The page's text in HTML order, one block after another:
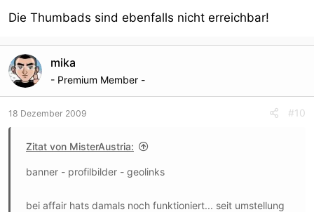
Die Thumbads sind ebenfalls nicht erreichbar!
mika
- Premium Member -
18 Dezember 2009 #10
Zitat von MisterAustria:
banner - profilbilder - geolinks
bei affair hats damals noch funktioniert... seit umstellung